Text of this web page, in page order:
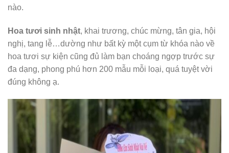
nào.
Hoa tươi sinh nhật, khai trương, chúc mừng, tân gia, hội
nghị, tang lễ…dường như bất kỳ một cụm từ khóa nào về
hoa tươi sự kiện cũng đủ làm bạn choáng ngợp trước sự
đa dạng, phong phú hơn 200 mẫu mỗi loại, quá tuyệt vời
đúng không ạ.